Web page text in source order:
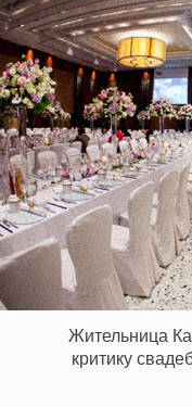
Жительница
критику